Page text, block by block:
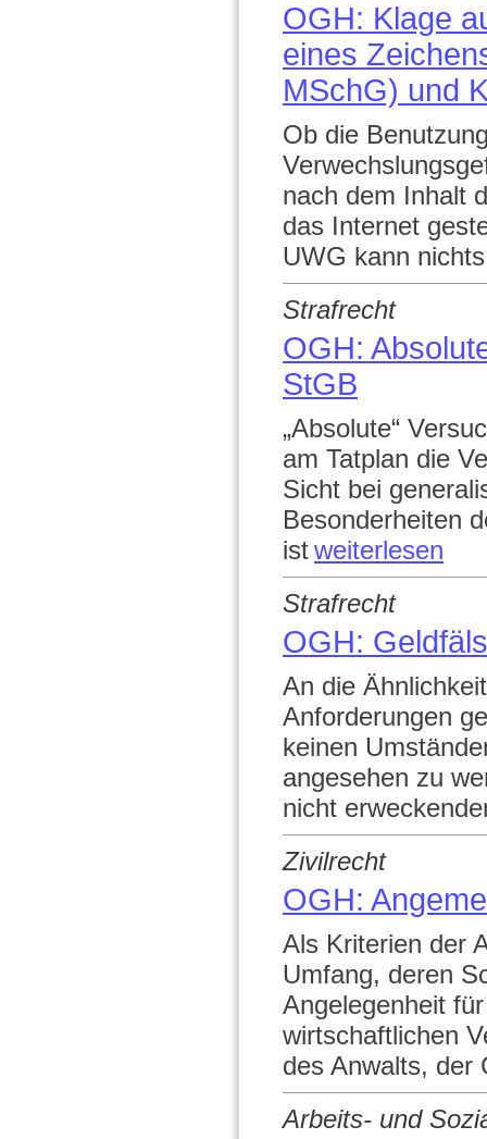
OGH: Klage
eines
MSchG) und
Ob die
nach dem Inhalt
das Internet
UWG kann
Strafrecht
OGH:
StGB
„Absolute“
am Tatplan die
Sicht bei
Besonderheiten
istweiterlesen
Strafrecht
OGH:
An die
Anforderungen
keinen
angesehen zu
nicht
Zivilrecht
OGH:
Als Kriterien der
Umfang, deren
Angelegenheit
wirtschaftlichen
des Anwalts, der
Arbeits- und